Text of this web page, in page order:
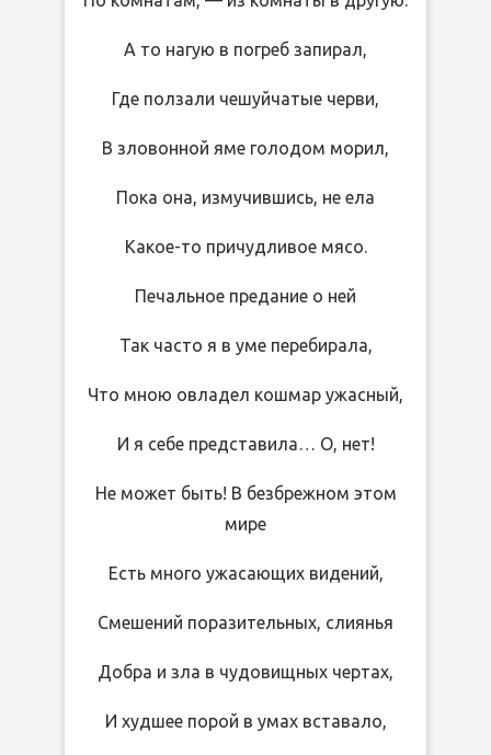
А то нагую в погреб запирал,
Где ползали чешуйчатые черви,
В зловонной яме голодом морил,
Пока она, измучившись, не ела
Какое-то причудливое мясо.
Печальное предание о ней
Так часто я в уме перебирала,
Что мною овладел кошмар ужасный,
И я себе представила… О, нет!
Не может быть! В безбрежном этом
мире
Есть много ужасающих видений,
Смешений поразительных, слиянья
Добра и зла в чудовищных чертах,
И худшее порой в умах вставало,